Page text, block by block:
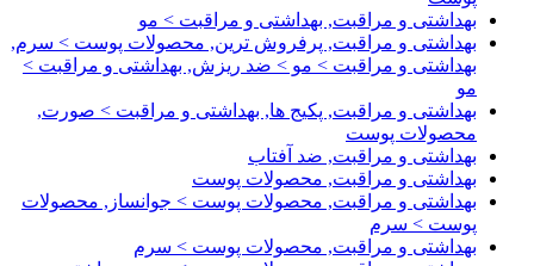
بهداشتی و مراقبت, بهداشتی و مراقبت > مو
بهداشتی و مراقبت, پرفروش ترین, محصولات پوست > سرم,
بهداشتی و مراقبت > مو > ضد ریزش, بهداشتی و مراقبت >
مو
بهداشتی و مراقبت, پکیج ها, بهداشتی و مراقبت > صورت,
محصولات پوست
بهداشتی و مراقبت, ضد آفتاب
بهداشتی و مراقبت, محصولات پوست
بهداشتی و مراقبت, محصولات پوست > جوانساز, محصولات
پوست > سرم
بهداشتی و مراقبت, محصولات پوست > سرم